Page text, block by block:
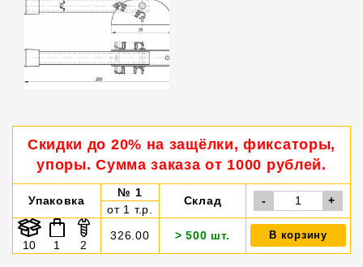
Скидки до 20% на защёлки, фиксаторы,
упоры. Сумма заказа от 1000 рублей.
Упаковка
№ 1
Склад - +
от 1 т.р.
10 1 2
326.00 > 500 шт. В корзину